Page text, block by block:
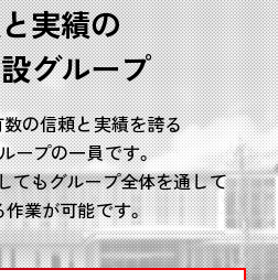
実績の
グループ
の信頼と実績を誇る
ープの一員です。
てもグループ全体を通して
業が可能です。